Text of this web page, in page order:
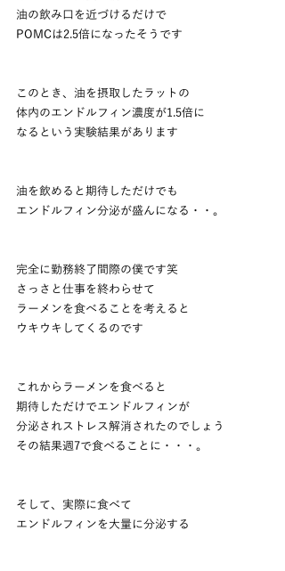
油の飲み口を近づけるだけで
POMCは2.5倍になったそうです
このとき、油を摂取したラットの
体内のエンドルフィン濃度が1.5倍に
なるという実験結果があります
油を飲めると期待しただけでも
エンドルフィン分泌が盛んになる・・。
完全に勤務終了間際の僕です笑
さっさと仕事を終わらせて
ラーメンを食べることを考えると
ウキウキしてくるのです
これからラーメンを食べると
期待しただけでエンドルフィンが
分泌されストレス解消されたのでしょう
その結果週7で食べることに・・・。
そして、実際に食べて
エンドルフィンを大量に分泌する